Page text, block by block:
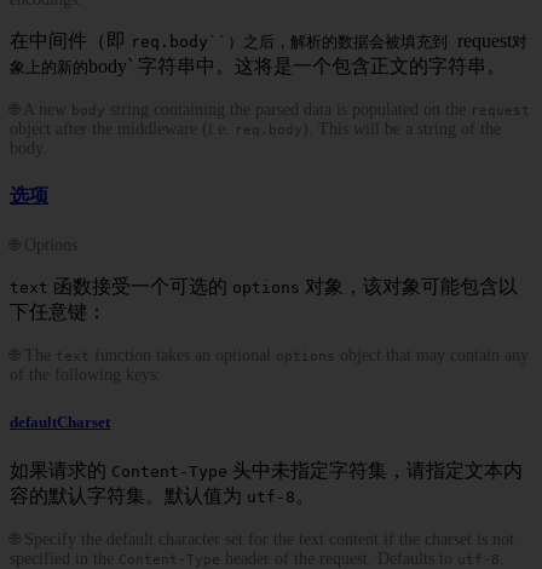
在中间件（即 req.body``）之后，解析的数据会被填充到 request对
象上的新的body` 字符串中。这将是一个包含正文的字符串。
🌐 A new body string containing the parsed data is populated on the request
object after the middleware (i.e. req.body ). This will be a string of the
body.
选项
🌐 Options
text 函数接受一个可选的 options 对象，该对象可能包含以
下任意键：
🌐 The text function takes an optional options object that may contain any
of the following keys:
defaultCharset
如果请求的 Content-Type 头中未指定字符集，请指定文本内
容的默认字符集。默认值为 utf-8 。
🌐 Specify the default character set for the text content if the charset is not
specified in the
Content-Type header of the request. Defaults to utf-8